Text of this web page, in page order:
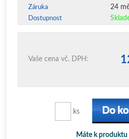
Záruka 24
Dostupnost
Vaše cena vč. DPH:
ks
Máte k produktu